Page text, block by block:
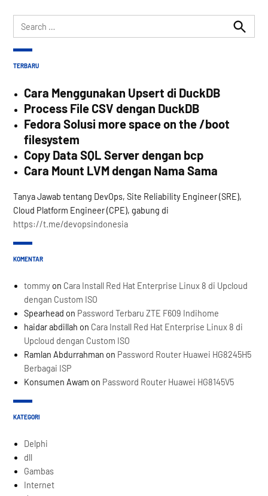
Search
for:
Search
TERBARU
Cara Menggunakan Upsert di DuckDB
Process File CSV dengan DuckDB
Fedora Solusi more space on the /boot
filesystem
Copy Data SQL Server dengan bcp
Cara Mount LVM dengan Nama Sama
Tanya Jawab tentang DevOps, Site Reliability Engineer (SRE),
Cloud Platform Engineer (CPE), gabung di
https://t.me/devopsindonesia
KOMENTAR
tommy on Cara Install Red Hat Enterprise Linux 8 di Upcloud
dengan Custom ISO
Spearhead on Password Terbaru ZTE F609 Indihome
haidar abdillah on Cara Install Red Hat Enterprise Linux 8 di
Upcloud dengan Custom ISO
Ramlan Abdurrahman on Password Router Huawei HG8245H5
Berbagai ISP
Konsumen Awam on Password Router Huawei HG8145V5
KATEGORI
Delphi
dll
Gambas
Internet